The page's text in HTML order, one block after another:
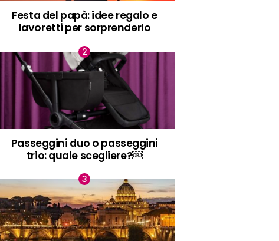
Festa del papà: idee regalo e
lavoretti per sorprenderlo
Passeggini duo o passeggini
trio: quale scegliere?￼